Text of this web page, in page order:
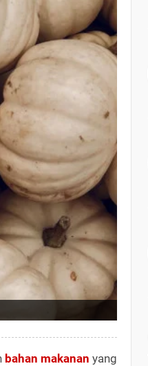
bahan makanan yang